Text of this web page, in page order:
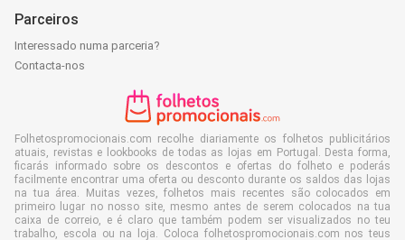
Parceiros
Interessado numa parceria?
Contacta-nos
Folhetospromocionais.com recolhe diariamente os folhetos publicitários
atuais, revistas e lookbooks de todas as lojas em Portugal. Desta forma,
ficarás informado sobre os descontos e ofertas do folheto e poderás
facilmente encontrar uma oferta ou desconto durante os saldos das lojas
na tua área. Muitas vezes, folhetos mais recentes são colocados em
primeiro lugar no nosso site, mesmo antes de serem colocados na tua
caixa de correio, e é claro que também podem ser visualizados no teu
trabalho, escola ou na loja. Coloca folhetospromocionais.com nos teus